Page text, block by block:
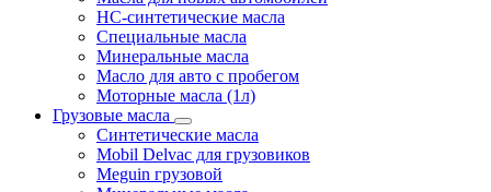
HC-синтетические масла
Специальные масла
Минеральные масла
Масло для авто с пробегом
Моторные масла (1л)
Грузовые масла
Синтетические масла
Mobil Delvac для грузовиков
Meguin грузовой